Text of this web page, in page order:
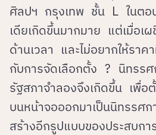
ศิลปฯ กรุงเทพ ชั้น L ในตอ
เดียเกิดขึ้นมากมาย แต่เมื่อเ
ด้านเวลา และไม่อยากให้ราค
กับการจัดเลือกตั้ง ? นิทรรศ
รัฐสภาจำลองจึงเกิดขึ้น เพื่อ
บนหน้าจอออกมาเป็นนิทรรศ
สร้างอีกรูปแบบของประสบกา